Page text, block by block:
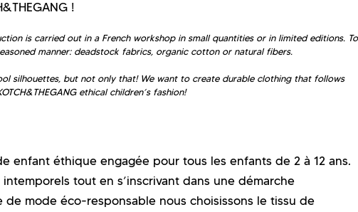
!
is carried out in a French workshop in small quantities or in limited editions. To
manner: deadstock fabrics, organic cotton or natural fibers.
silhouettes, but not only that! We want to create durable clothing that follows
ethical children’s fashion!
enfant éthique engagée pour tous les enfants de 2 à 12 ans.
tout en s’inscrivant dans une démarche
mode éco-responsable nous choisissons le tissu de